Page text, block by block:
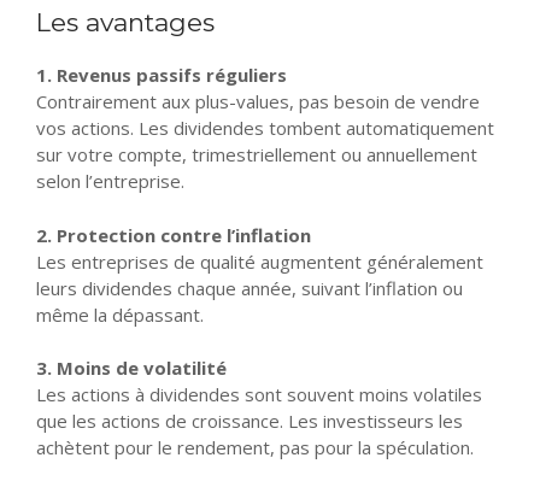
Les avantages
1. Revenus passifs réguliers
Contrairement aux plus-values, pas besoin de vendre
vos actions. Les dividendes tombent automatiquement
sur votre compte, trimestriellement ou annuellement
selon l’entreprise.
2. Protection contre l’inflation
Les entreprises de qualité augmentent généralement
leurs dividendes chaque année, suivant l’inflation ou
même la dépassant.
3. Moins de volatilité
Les actions à dividendes sont souvent moins volatiles
que les actions de croissance. Les investisseurs les
achètent pour le rendement, pas pour la spéculation.